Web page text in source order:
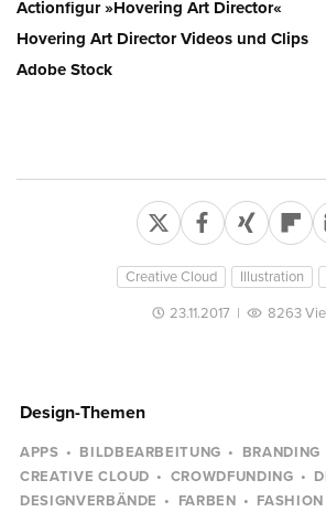
Actionfigur »Hovering Art Director«
Hovering Art Director Videos und Clips
Adobe Stock
Creative Cloud Illustration
23.11.2017| 8263
Design-Themen
APPS BILDBEARBEITUNG
BRANDING
CREATIVE CLOUD
CROWDFUNDING
DESIGNVERBÄNDE
FARBEN FASHION